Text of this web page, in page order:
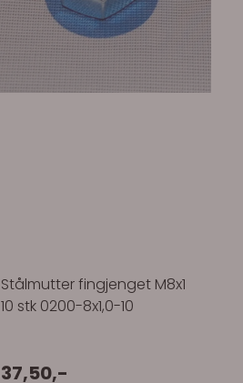
Stålmutter fingjenget M8x1
10 stk 0200-8x1,0-10
37,50,-